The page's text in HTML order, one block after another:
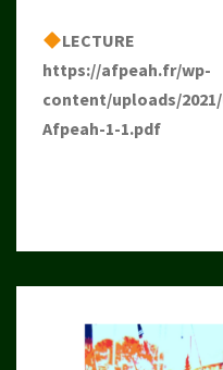
LECTURE
https://afpeah.fr/wp-
content/uploads/
Afpeah-1-1.pdf